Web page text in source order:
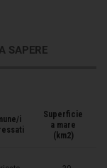
SAPERE